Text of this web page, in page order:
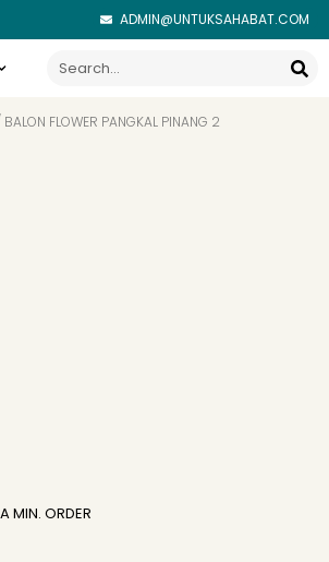
ADMIN@UNTUKSAHABAT.COM
Search
BALON FLOWER PANGKAL PINANG 2
MIN. ORDER